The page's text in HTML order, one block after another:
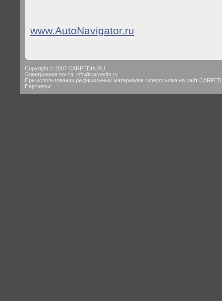
www.AutoNavigator.ru
Copyright © 2007 CARPEDIA.RU
Электронная почта: info@carpedia.ru
При использовании редакционных материалов гиперссылка на сайт
Партнеры: